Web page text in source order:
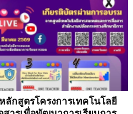
กสูตรโครงการเทคโนโลยี